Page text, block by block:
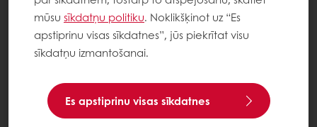
mūsu sīkdatņu politiku. Noklikšķinot uz “Es
apstiprinu visas sīkdatnes”, jūs piekrītat visu
sīkdatņu izmantošanai.
Es apstiprinu visas sīkdatnes